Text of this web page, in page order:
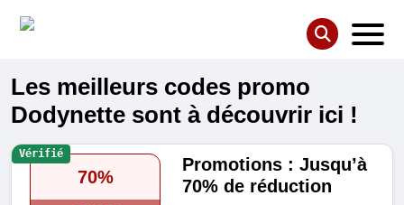
Les meilleurs codes promo
Dodynette sont à découvrir ici !
70%
Promotions : Jusqu’à
70% de réduction
Vérifié